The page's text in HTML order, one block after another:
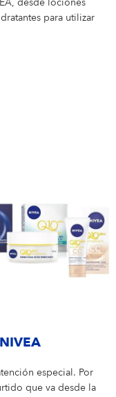
desde lociones
para utilizar
especial. Por
que va desde la